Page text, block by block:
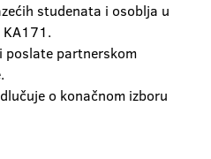
studenata i osoblja u
partnerskom
o konačnom izboru